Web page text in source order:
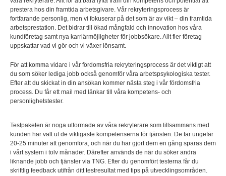
prestera hos din framtida arbetsgivare. Vår rekryteringsprocess är
fortfarande personlig, men vi fokuserar på det som är av vikt – din framtida
arbetsprestation. Det bidrar till ökad mångfald och innovation hos våra
kundföretag samt nya karriärmöjligheter för jobbsökare. Allt fler företag
uppskattar vad vi gör och vi växer lönsamt.
För att komma vidare i vår fördomsfria rekryteringsprocess är det viktigt att
du som söker lediga jobb också genomför våra arbetspsykologiska tester.
Efter att du skickat in din ansökan kommer nästa steg i vår fördomsfria
process. Du får ett mail med länkar till våra kompetens- och
personlighetstester.
Testpaketen är noga utformade av våra rekryterare som tillsammans med
kunden har valt ut de viktigaste kompetenserna för tjänsten. De tar ungefär
20-25 minuter att genomföra, och när du har gjort dem en gång sparas dem
i vårt system i tolv månader. Därefter används de när du söker andra
liknande jobb och tjänster via TNG. Efter du genomfört testerna får du
skriftlig feedback utifrån ditt testresultat med tips på utvecklingsområden.